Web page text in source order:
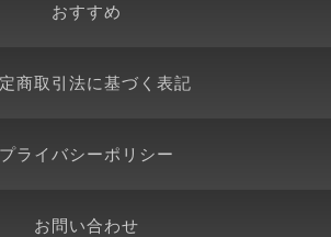
おすすめ
商取引法に基づく表記
プライバシーポリシー
お問い合わせ